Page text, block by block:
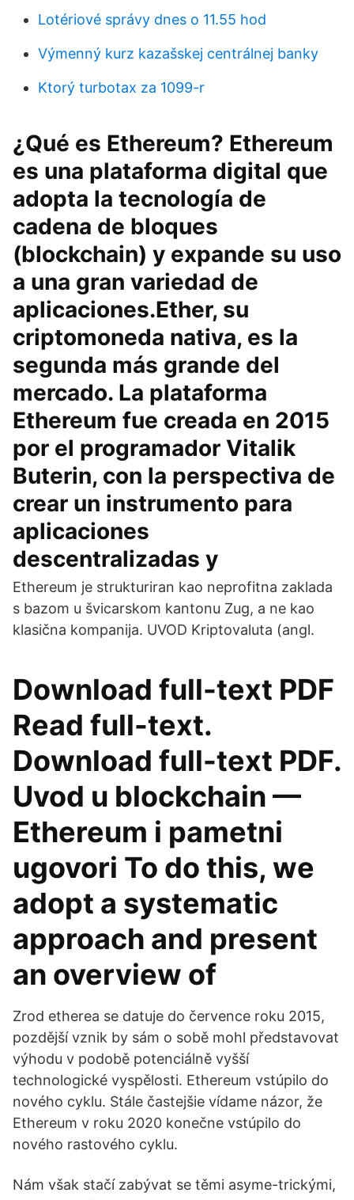
Lotériové správy dnes o 11.55 hod
Výmenný kurz kazašskej centrálnej banky
Ktorý turbotax za 1099-r
¿Qué es Ethereum? Ethereum
es una plataforma digital que
adopta la tecnología de
cadena de bloques
(blockchain) y expande su uso
a una gran variedad de
aplicaciones.Ether, su
criptomoneda nativa, es la
segunda más grande del
mercado. La plataforma
Ethereum fue creada en 2015
por el programador Vitalik
Buterin, con la perspectiva de
crear un instrumento para
aplicaciones
descentralizadas y
Ethereum je strukturiran kao neprofitna zaklada
s bazom u švicarskom kantonu Zug, a ne kao
klasična kompanija. UVOD Kriptovaluta (angl.
Download full-text PDF
Read full-text.
Download full-text PDF.
Uvod u blockchain —
Ethereum i pametni
ugovori To do this, we
adopt a systematic
approach and present
an overview of
Zrod etherea se datuje do července roku 2015,
pozdější vznik by sám o sobě mohl představovat
výhodu v podobě potenciálně vyšší
technologické vyspělosti. Ethereum vstúpilo do
nového cyklu. Stále častejšie vídame názor, že
Ethereum v roku 2020 konečne vstúpilo do
nového rastového cyklu.
Nám však stačí zabývat se těmi asyme-trickými,